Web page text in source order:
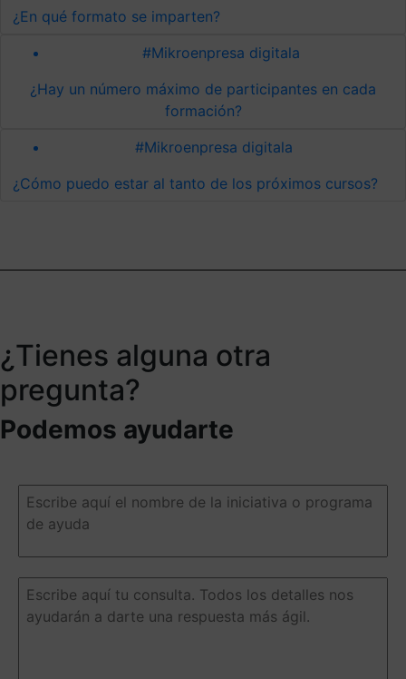
¿En qué formato se imparten?
#Mikroenpresa digitala
¿Hay un número máximo de participantes en cada
formación?
#Mikroenpresa digitala
¿Cómo puedo estar al tanto de los próximos cursos?
¿Tienes alguna otra
pregunta?
Podemos ayudarte
Escribe
aquí
el
la
iniciativa
Escribe
aquí
tu